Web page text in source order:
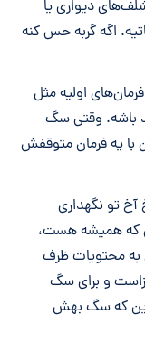
دیواری یا
اگه گربه حس کنه
اولیه مثل
باشه. وقتی سگ
با یه فرمان متوقفش
آخ تو نگهداری
که همیشه هست،
به محتویات ظرف
و برای سگ
که سگ بهش